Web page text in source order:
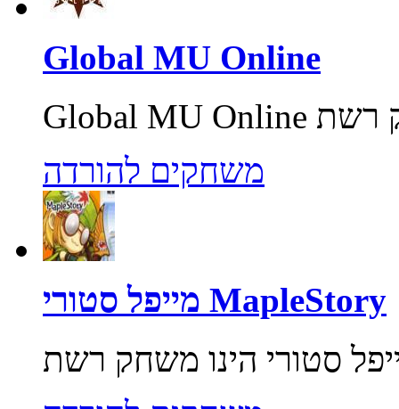
Global MU Online
משחקים להורדה
מייפל סטורי MapleStory